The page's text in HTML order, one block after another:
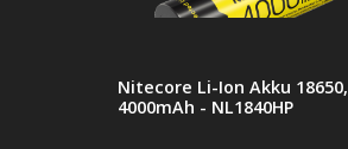
Nitecore Li-Ion Akku 18650,
4000mAh - NL1840HP